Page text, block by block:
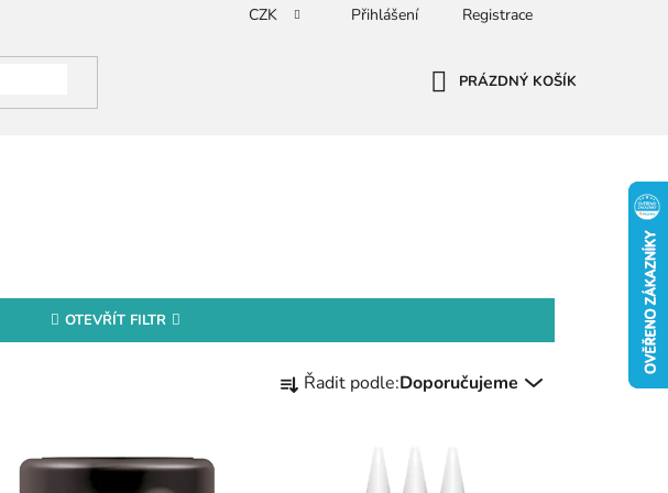
CZK Přihlášení Registrace
NÁKUPNÍ
PRÁZDNÝ KOŠÍK
OTEVŘÍT FILTR
a Řadit podle:Doporučujeme